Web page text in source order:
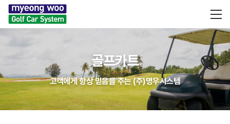
골프카트
고객에게 항상 믿음을 주는 (주)명우시스템